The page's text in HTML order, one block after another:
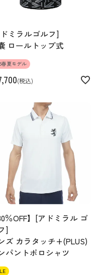
ミラルゴルフ]
ロールトップ式
春夏モデル
税込
30％OFF】[アドミラル ゴ
]
ズ カラタッチ+(PLUS)
パントポロシャツ